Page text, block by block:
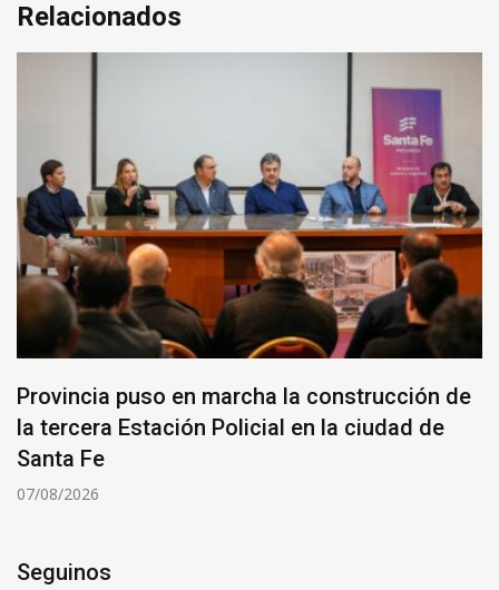
Relacionados
Provincia puso en marcha la construcción de
la tercera Estación Policial en la ciudad de
Santa Fe
07/08/2026
Seguinos